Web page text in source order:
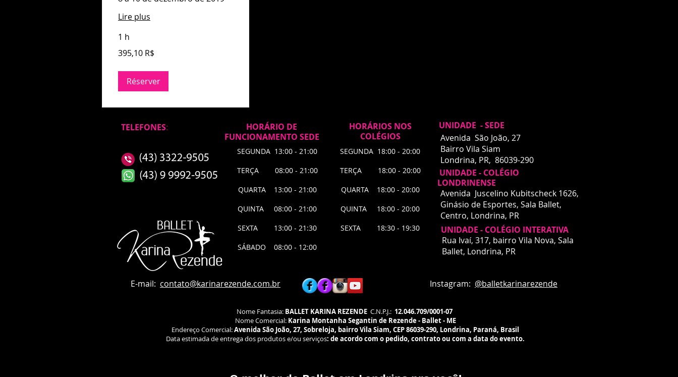
Lire plus
1 h
réals
brésiliens
395,10 R$
Réserver
TELEFONES:
HORÁRIO DE
FUNCIONAMENTO SEDE
SEGUNDA 13:00 - 21:00
TERÇA 08:00 - 21:00
QUARTA 13:00 - 21:00
QUINTA 08:00 - 21:00
SEXTA 13:00 - 21:30
SÁBADO 08:00 - 12:00
HORÁRIOS NOS
COLÉGIOS
SEGUNDA 18:00 - 20:00
TERÇA 18:00 - 20:00
QUARTA 18:00 - 20:00
QUINTA 18:00 - 20:00
SEXTA 18:30 - 19:30
Avenida São João, 27
Bairro Vila Siam
Londrina, PR, 86039-290
UNIDADE - SEDE
UNIDADE - INTERATIVA
​Rua Ivaí, 317
Bairro Vila Nova
Aguardando liberação de espaço
físico para aulas
UNIDADE - COLÉGIO
LONDRINENSE
Avenida Juscelino Kubitscheck 1626,
Ginásio de Esportes, Sala Ballet,
Centro, Londrina, PR
UNIDADE - COLÉGIO INTERATIVA
Rua Ivaí, 317, bairro Vila Nova, Sala
Ballet, Londrina, PR
E-mail: contato@karinarezende.com.br Instagram: @balletkarinarezende
Nome Fantasia: BALLET KARINA REZENDE C.N.P.J.: 12.046.709/0001-07
Nome Comercial: Karina Montanha Segantin de Rezende - Ballet - ME
Endereço Comercial:Avenida São João, 27, Sobreloja, bairro Vila Siam, CEP 86039-290, Londrina, Paraná, Brasil
Data estimada de entrega dos produtos e/ou serviços: de acordo com o pedido, contrato ou com a data do evento.